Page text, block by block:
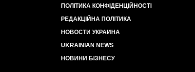
ПОЛІТИКА КОНФІДЕНЦІЙНОСТІ
РЕДАКЦІЙНА ПОЛІТИКА
НОВОСТИ УКРАИНА
UKRAINIAN NEWS
НОВИНИ БІЗНЕСУ